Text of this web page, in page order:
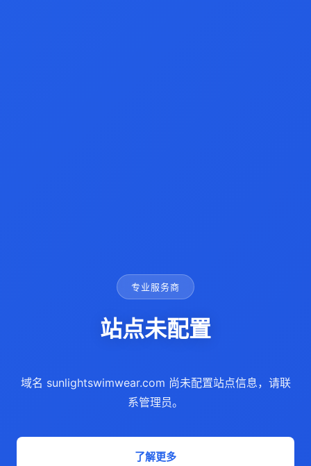
专业服务商
站点未配置
域名 sunlightswimwear.com 尚未配置站点信息，请联
系管理员。
了解更多